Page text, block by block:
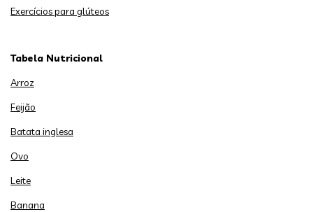
Exercícios para glúteos
Tabela Nutricional
Arroz
Feijão
Batata inglesa
Ovo
Leite
Banana